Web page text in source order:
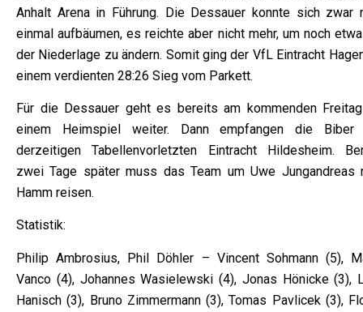
Anhalt Arena in Führung. Die Dessauer konnte sich zwar
einmal aufbäumen, es reichte aber nicht mehr, um noch
der Niederlage zu ändern. Somit ging der VfL Eintracht
einem verdienten 28:26 Sieg vom Parkett.
Für die Dessauer geht es bereits am kommenden
einem Heimspiel weiter. Dann empfangen die Biber
derzeitigen Tabellenvorletzten Eintracht Hildesheim.
zwei Tage später muss das Team um Uwe Jungandreas
Hamm reisen.
Statistik:
Philip Ambrosius, Phil Döhler – Vincent Sohmann (5),
Vanco (4), Johannes Wasielewski (4), Jonas Hönicke (3),
Hanisch (3), Bruno Zimmermann (3), Tomas Pavlicek (3),